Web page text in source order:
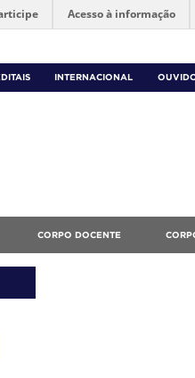
Acesso à informação
INTERNACIONAL
CORPO DOCENTE